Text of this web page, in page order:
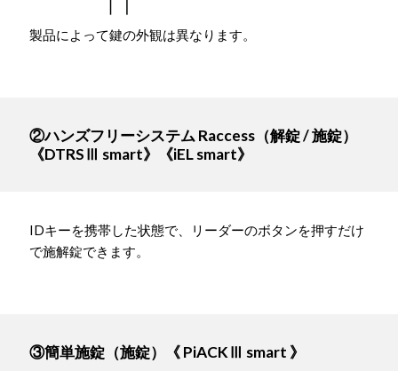
製品によって鍵の外観は異なります。
②ハンズフリーシステム Raccess（解錠 / 施錠）
《DTRSⅢ smart》《iEL smart》
IDキーを携帯した状態で、リーダーのボタンを押すだけ
で施解錠できます。
③簡単施錠（施錠）《 PiACKⅢ smart 》